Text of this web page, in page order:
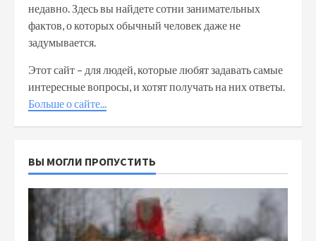
недавно. Здесь вы найдете сотни занимательных
фактов, о которых обычный человек даже не
задумывается.
Этот сайт – для людей, которые любят задавать самые
интересные вопросы, и хотят получать на них ответы.
Больше о сайте...
ВЫ МОГЛИ ПРОПУСТИТЬ